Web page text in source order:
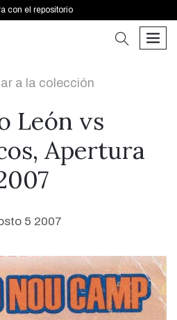
con el repositorio
buscar
a la colección
León vs
Apertura
5 2007